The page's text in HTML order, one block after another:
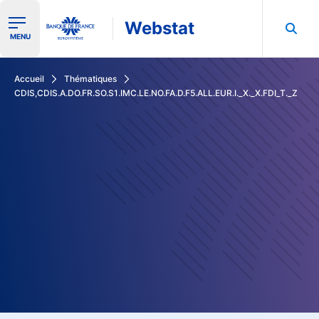
Ouvrir le menu de navigation
MENU Webstat
Accueil
Thématiques
CDIS,CDIS.A.DO.FR.SO.S1.IMC.LE.NO.FA.D.F5.ALL.EUR.I._X._X.FDI_T._Z